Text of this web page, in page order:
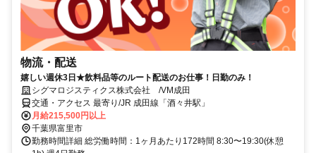
物流・配送
嬉しい週休3日★飲料品等のルート配送のお仕事！日勤のみ！
シグマロジスティクス株式会社 /VM成田
交通・アクセス 最寄り/JR 成田線「酒々井駅」
月給215,500円以上
千葉県富里市
勤務時間詳細 総労働時間：1ヶ月あたり172時間 8:30〜19:30(休憩